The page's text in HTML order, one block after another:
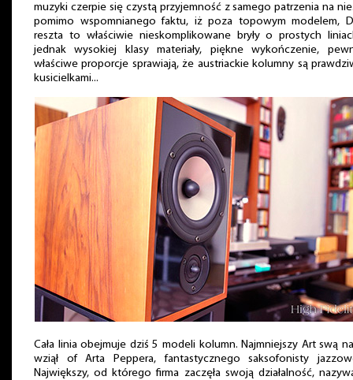
muzyki czerpie się czystą przyjemność z samego patrzenia na
pomimo wspomnianego faktu, iż poza topowym modelem,
reszta to właściwie nieskomplikowane bryły o prostych
jednak wysokiej klasy materiały, piękne wykończenie,
właściwe proporcje sprawiają, że austriackie kolumny są
kusicielkami...
Cała linia obejmuje dziś 5 modeli kolumn. Najmniejszy Art swą
wziął of Arta Peppera, fantastycznego saksofonisty
Największy, od którego firma zaczęła swoją działalność,